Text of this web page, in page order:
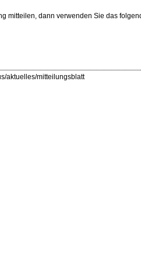
mitteilen, dann verwenden Sie das
aktuelles/mitteilungsblatt